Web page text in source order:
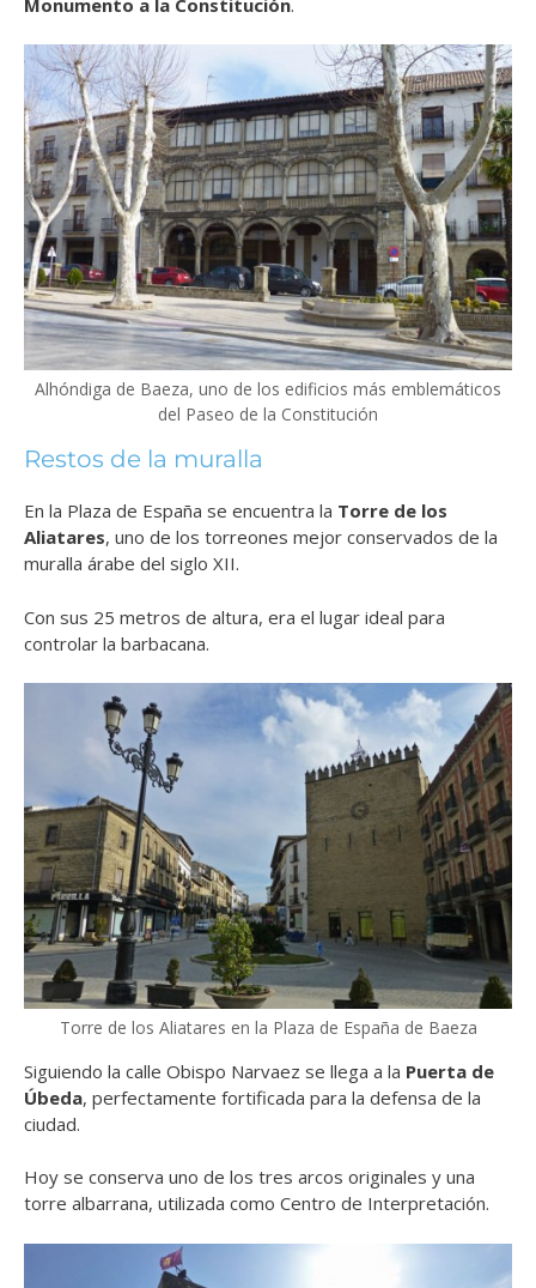
Alhóndiga de Baeza, uno de los edificios más emblemáticos
del Paseo de la Constitución
Restos de la muralla
En la Plaza de España se encuentra la Torre de los
Aliatares, uno de los torreones mejor conservados de la
muralla árabe del siglo XII.
Con sus 25 metros de altura, era el lugar ideal para
controlar la barbacana.
Torre de los Aliatares en la Plaza de España de Baeza
Siguiendo la calle Obispo Narvaez se llega a la Puerta de
Úbeda, perfectamente fortificada para la defensa de la
ciudad.
Hoy se conserva uno de los tres arcos originales y una
torre albarrana, utilizada como Centro de Interpretación.